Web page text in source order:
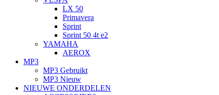
LX 50
Primavera
Sprint
Sprint 50 4t e2
YAMAHA
AEROX
MP3
MP3 Gebruikt
MP3 Nieuw
NIEUWE ONDERDELEN